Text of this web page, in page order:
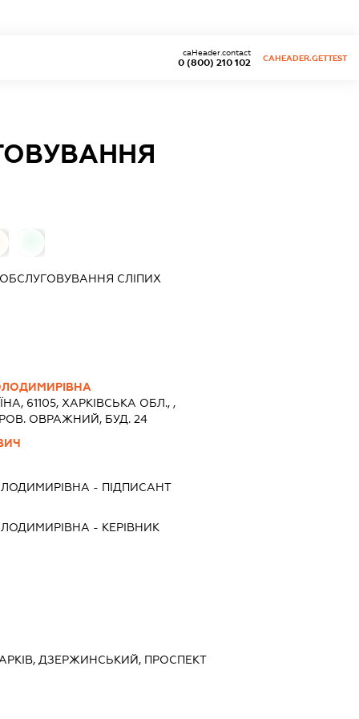
0 (800) 210 102
caHeader.contact
CAHEADER.GETTEST
СЛІПИХ
61105, ХАРКIВСЬКА ОБЛ., ,
ОВРАЖНИЙ, БУД. 24
- ПІДПИСАНТ
- КЕРІВНИК
ДЗЕРЖИНСЬКИЙ, ПРОСПЕКТ